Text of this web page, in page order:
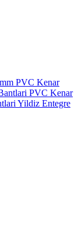
PVC Kenar
PVC Kenar
Yildiz Entegre